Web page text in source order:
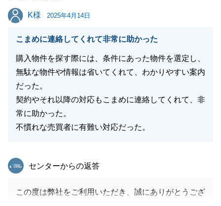
K様
K様 2025年4月14日
こまめに連絡してくれて非常に助かった
購入物件を探す際には、条件にあった物件を選定し、
無駄な物件や情報は省いてくれて、わかりやすい案内
だった。
契約やそれ以降の対応もこまめに連絡してくれて、非
常に助かった。
不慣れな売買者に有難い対応だった。
東急リバブル
センターからの返答
この度は弊社をご利用いただき、誠にありがとうござ